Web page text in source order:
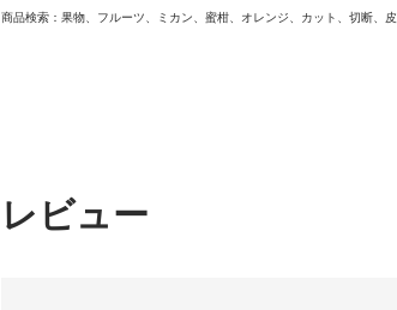
商品検索：果物、フルーツ、ミカン、蜜柑、オレンジ、カット、切断、皮
レビュー